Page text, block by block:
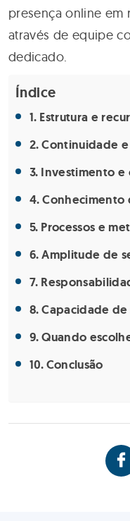
presença online em
através de equipe
dedicado.
Índice
Estrutura e
Continuidade
Investimento e
Conhecimento
Processos e
Amplitude de
Capacidade
Quando
Conclusão